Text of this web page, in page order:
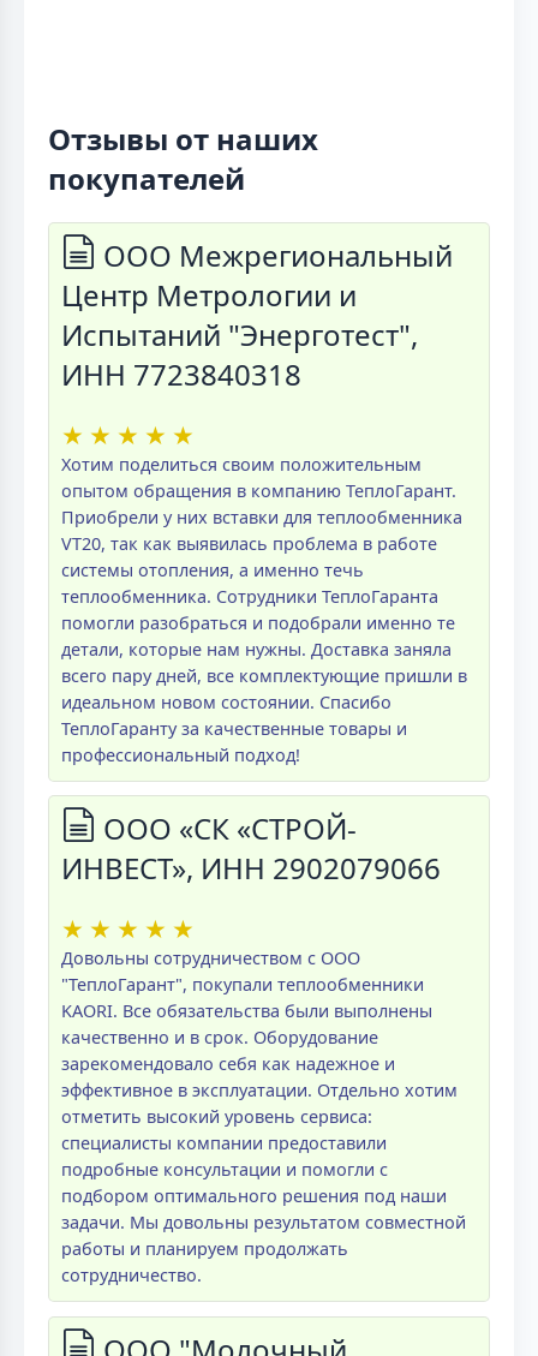
Отзывы от наших
покупателей
ООО Межрегиональный
Центр Метрологии и
Испытаний "Энерготест",
ИНН 7723840318
★ ★ ★ ★ ★
Хотим поделиться своим положительным
опытом обращения в компанию ТеплоГарант.
Приобрели у них вставки для теплообменника
VT20, так как выявилась проблема в работе
системы отопления, а именно течь
теплообменника. Сотрудники ТеплоГаранта
помогли разобраться и подобрали именно те
детали, которые нам нужны. Доставка заняла
всего пару дней, все комплектующие пришли в
идеальном новом состоянии. Спасибо
ТеплоГаранту за качественные товары и
профессиональный подход!
ООО «СК «СТРОЙ-
ИНВЕСТ», ИНН 2902079066
★ ★ ★ ★ ★
Довольны сотрудничеством с ООО
"ТеплоГарант", покупали теплообменники
KAORI. Все обязательства были выполнены
качественно и в срок. Оборудование
зарекомендовало себя как надежное и
эффективное в эксплуатации. Отдельно хотим
отметить высокий уровень сервиса:
специалисты компании предоставили
подробные консультации и помогли с
подбором оптимального решения под наши
задачи. Мы довольны результатом совместной
работы и планируем продолжать
сотрудничество.